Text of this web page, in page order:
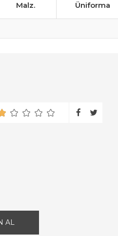
Malz.
Üniforma